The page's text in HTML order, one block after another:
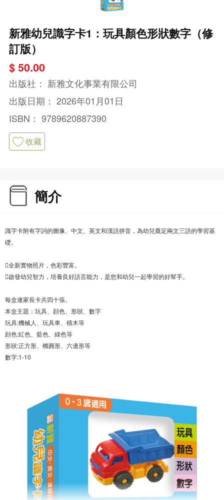
新雅幼兒識字卡1：玩具顏色形狀數字（修
訂版）
$ 50.00
出版社： 新雅文化事業有限公司
出版日期： 2026年01月01日
ISBN： 9789620887390
收藏
簡介
識字卡附有字詞的圖像、中文、英文和漢語拼音，為幼兒奠定兩文三語的學習基
礎。
全新實物照片，色彩豐富。
啟發幼兒智力，培養良好語言能力，是您和幼兒一起學習的好幫手。
每盒連家長卡共四十張。
本盒主題：玩具、顔色、形狀、數字
玩具:機械人、玩具車、積木等
顔色:紅色、藍色、綠色等
形狀:正方形、橢圓形、六邊形等
數字:1-10